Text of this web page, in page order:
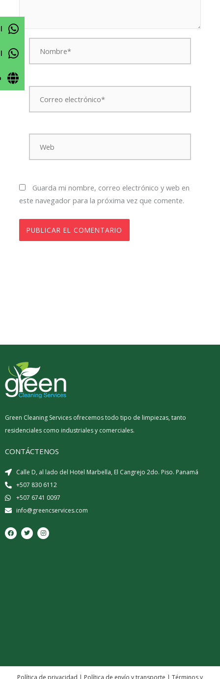
Nombre*
Correo
electrónico*
Web
Guarda mi nombre, correo electrónico y web en
este navegador para la próxima vez que comente.
Green Cleaning Services ofrecemos todo tipo de limpiezas, tanto
residenciales como industriales y comerciales.
CONTÁCTENOS
Calle D, al lado del Hotel Marbella, El Cangrejo 2do. Piso. Panamá
+507 830 6112
+507 6741 0097
info@greencservices.com
F
a
c
T
w
i
I
n
s
Política de privacidad | Política de envío y transporte | Términos y